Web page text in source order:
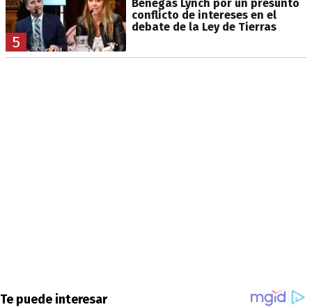
5
Benegas Lynch por un presunto
conflicto de intereses en el
debate de la Ley de Tierras